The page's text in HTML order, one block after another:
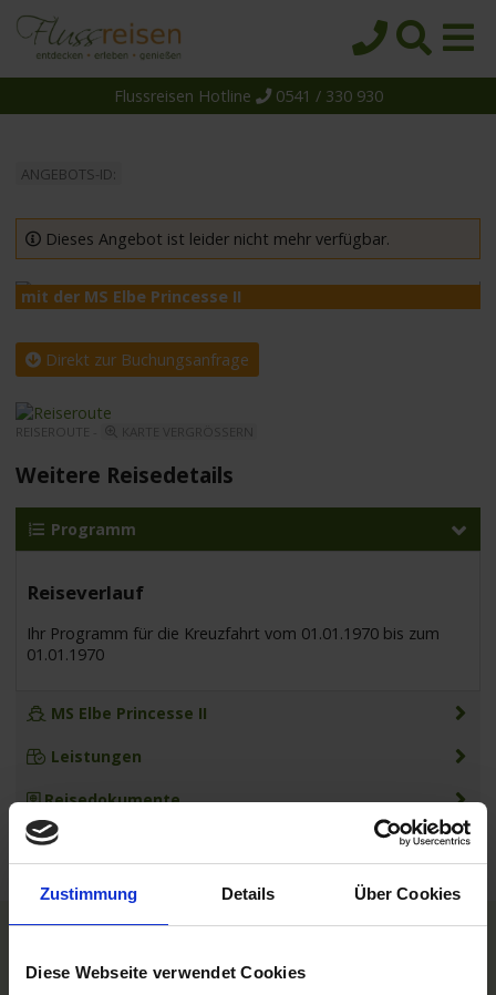
Zustimmung Details Über Cookies
Diese Webseite verwendet Cookies
Reiseziele
Themen
Reedereien
Schiffe
Über uns
Suche
Flussreisen Hotline 0541 / 330 930
ANGEBOTS-ID:
Dieses Angebot ist leider nicht mehr verfügbar.
mit der MS Elbe Princesse II
Direkt zur Buchungsanfrage
REISEROUTE -
Weitere Reisedetails
Programm
Reiseverlauf
Ihr Programm für die Kreuzfahrt vom 01.01.1970 bis zum
01.01.1970
MS Elbe Princesse II
Leistungen
Reisedokumente